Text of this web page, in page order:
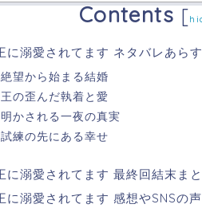
Contents [
に溺愛されてます ネタバレあらす
絶望から始まる結婚
王の歪んだ執着と愛
明かされる一夜の真実
試練の先にある幸せ
に溺愛されてます 最終回結末ま
に溺愛されてます 感想やSNSの声